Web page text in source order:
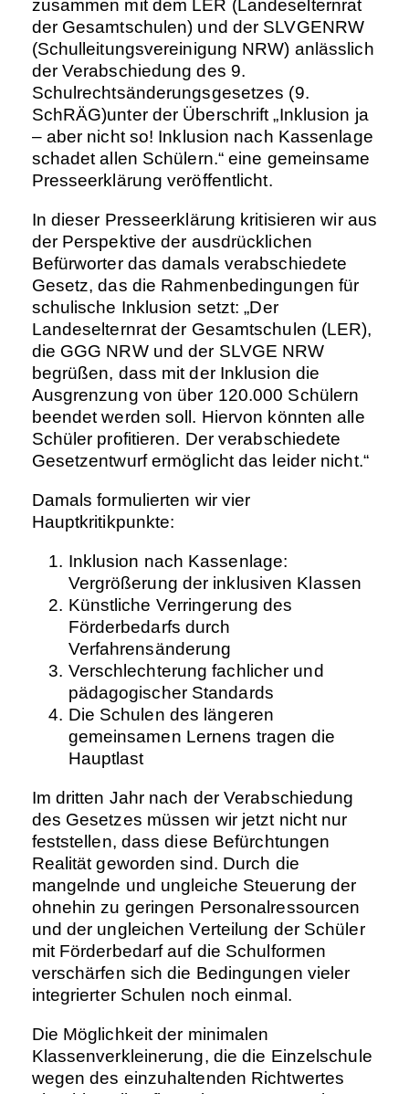
zusammen mit dem LER (Landeselternrat
der Gesamtschulen) und der SLVGENRW
(Schulleitungsvereinigung NRW) anlässlich
der Verabschiedung des 9.
Schulrechtsänderungsgesetzes (9.
SchRÄG)unter der Überschrift „Inklusion ja
– aber nicht so! Inklusion nach Kassenlage
schadet allen Schülern.“ eine gemeinsame
Presseerklärung veröffentlicht.
In dieser Presseerklärung kritisieren wir aus
der Perspektive der ausdrücklichen
Befürworter das damals verabschiedete
Gesetz, das die Rahmenbedingungen für
schulische Inklusion setzt: „Der
Landeselternrat der Gesamtschulen (LER),
die GGG NRW und der SLVGE NRW
begrüßen, dass mit der Inklusion die
Ausgrenzung von über 120.000 Schülern
beendet werden soll. Hiervon könnten alle
Schüler profitieren. Der verabschiedete
Gesetzentwurf ermöglicht das leider nicht.“
Damals formulierten wir vier
Hauptkritikpunkte:
Inklusion nach Kassenlage:
Vergrößerung der inklusiven Klassen
Künstliche Verringerung des
Förderbedarfs durch
Verfahrensänderung
Verschlechterung fachlicher und
pädagogischer Standards
Die Schulen des längeren
gemeinsamen Lernens tragen die
Hauptlast
Im dritten Jahr nach der Verabschiedung
des Gesetzes müssen wir jetzt nicht nur
feststellen, dass diese Befürchtungen
Realität geworden sind. Durch die
mangelnde und ungleiche Steuerung der
ohnehin zu geringen Personalressourcen
und der ungleichen Verteilung der Schüler
mit Förderbedarf auf die Schulformen
verschärfen sich die Bedingungen vieler
integrierter Schulen noch einmal.
Die Möglichkeit der minimalen
Klassenverkleinerung, die die Einzelschule
wegen des einzuhaltenden Richtwertes